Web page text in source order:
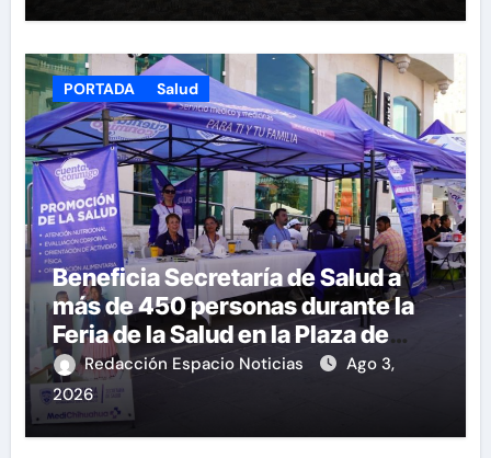
PORTADA Salud
Beneficia Secretaría de Salud a
más de 450 personas durante la
Feria de la Salud en la Plaza de
Armas
Redacción Espacio Noticias
Ago 3,
2026